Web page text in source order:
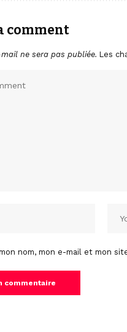
comment
ne sera pas publiée. Les
nom, mon e-mail et mon